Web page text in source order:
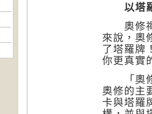
以塔
奧修禪
來說，奧
了塔羅牌
你更真實
「奧修
奧修的主
卡與塔羅